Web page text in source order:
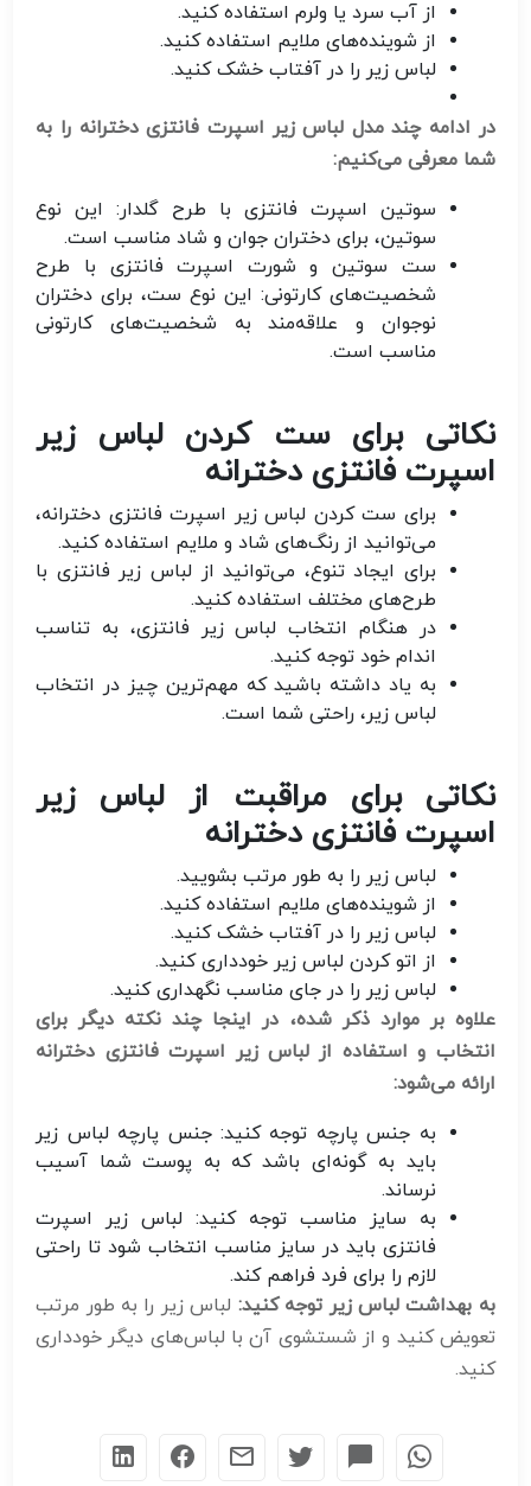
از آب سرد یا ولرم استفاده کنید.
از شوینده‌های ملایم استفاده کنید.
لباس زیر را در آفتاب خشک کنید.
در ادامه چند مدل لباس زیر اسپرت فانتزی دخترانه را به
شما معرفی می‌کنیم:
سوتین اسپرت فانتزی با طرح گلدار:این نوع
سوتین، برای دختران جوان و شاد مناسب است.
ست سوتین و شورت اسپرت فانتزی با طرح
شخصیت‌های کارتونی: این نوع ست، برای دختران
نوجوان و علاقه‌مند به شخصیت‌های کارتونی
مناسب است.
نکاتی برای ست کردن لباس زیر
اسپرت فانتزی دخترانه
برای ست کردن لباس زیر اسپرت فانتزی دخترانه،
می‌توانید از رنگ‌های شاد و ملایم استفاده کنید.
برای ایجاد تنوع، می‌توانید از لباس زیر فانتزی با
طرح‌های مختلف استفاده کنید.
در هنگام انتخاب لباس زیر فانتزی، به تناسب
اندام خود توجه کنید.
به یاد داشته باشید که مهم‌ترین چیز در انتخاب
لباس زیر، راحتی شما است.
نکاتی برای مراقبت از لباس زیر
اسپرت فانتزی دخترانه
لباس زیر را به طور مرتب بشویید.
از شوینده‌های ملایم استفاده کنید.
لباس زیر را در آفتاب خشک کنید.
از اتو کردن لباس زیر خودداری کنید.
لباس زیر را در جای مناسب نگهداری کنید.
علاوه بر موارد ذکر شده، در اینجا چند نکته دیگر برای
انتخاب و استفاده از لباس زیر اسپرت فانتزی دخترانه
ارائه می‌شود:
به جنس پارچه توجه کنید: جنس پارچه لباس زیر
باید به گونه‌ای باشد که به پوست شما آسیب
نرساند.
به سایز مناسب توجه کنید:لباس زیر اسپرت
فانتزی باید در سایز مناسب انتخاب شود تا راحتی
لازم را برای فرد فراهم کند.
به بهداشت لباس زیر توجه کنید: لباس زیر را به طور مرتب
تعویض کنید و از شستشوی آن با لباس‌های دیگر خودداری
کنید.